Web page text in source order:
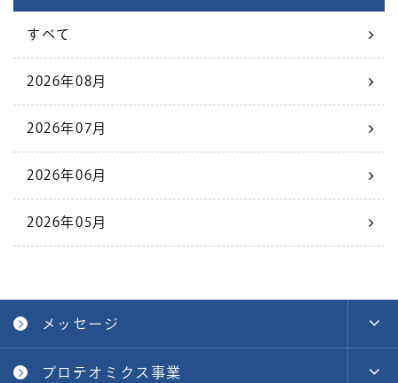
すべて
2026年08月
2026年07月
2026年06月
2026年05月
メッセージ
プロテオミクス事業